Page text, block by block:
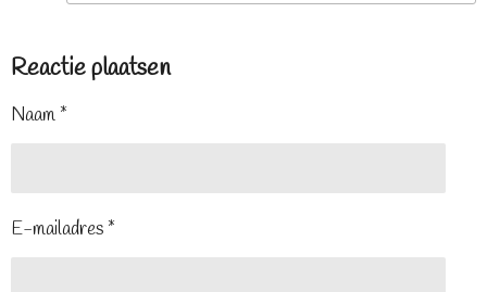
Reactie plaatsen
Naam *
E-mailadres *